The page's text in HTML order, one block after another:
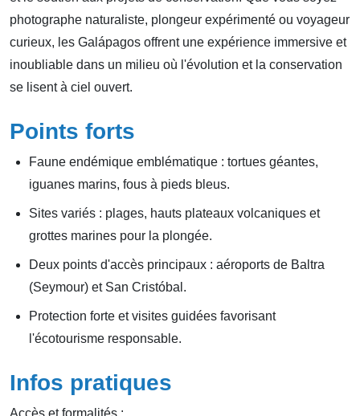
photographe naturaliste, plongeur expérimenté ou voyageur
curieux, les Galápagos offrent une expérience immersive et
inoubliable dans un milieu où l'évolution et la conservation
se lisent à ciel ouvert.
Points forts
Faune endémique emblématique : tortues géantes,
iguanes marins, fous à pieds bleus.
Sites variés : plages, hauts plateaux volcaniques et
grottes marines pour la plongée.
Deux points d'accès principaux : aéroports de Baltra
(Seymour) et San Cristóbal.
Protection forte et visites guidées favorisant
l'écotourisme responsable.
Infos pratiques